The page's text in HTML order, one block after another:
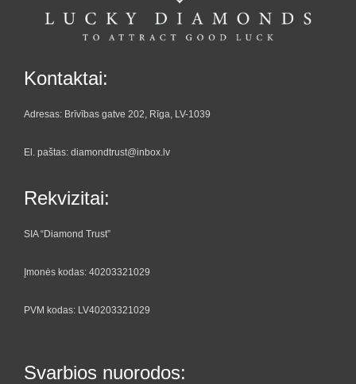
Kontaktai:
Adresas: Brīvības gatve 202, Rīga, LV-1039
El. paštas: diamondtrust@inbox.lv
Rekvizitai:
SIA “Diamond Trust”
Įmonės kodas: 40203321029
PVM kodas: LV40203321029
Svarbios nuorodos: